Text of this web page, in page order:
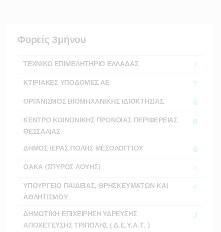
Φορείς 3μήνου
ΤΕΧΝΙΚΟ ΕΠΙΜΕΛΗΤΗΡΙΟ ΕΛΛΑΔΑΣ 7
ΚΤΙΡΙΑΚΕΣ ΥΠΟΔΟΜΕΣ ΑΕ 7
ΟΡΓΑΝΙΣΜΟΣ ΒΙΟΜΗΧΑΝΙΚΗΣ ΙΔΙΟΚΤΗΣΙΑΣ 6
ΚΕΝΤΡΟ ΚΟΙΝΩΝΙΚΗΣ ΠΡΟΝΟΙΑΣ ΠΕΡΙΦΕΡΕΙΑΣ
ΘΕΣΣΑΛΙΑΣ
6
ΔΗΜΟΣ ΙΕΡΑΣ ΠΟΛΗΣ ΜΕΣΟΛΟΓΓΙΟΥ 6
ΟΑΚΑ (ΣΠΥΡΟΣ ΛΟΥΗΣ) 4
ΥΠΟΥΡΓΕΙΟ ΠΑΙΔΕΙΑΣ, ΘΡΗΣΚΕΥΜΑΤΩΝ ΚΑΙ
ΑΘΛΗΤΙΣΜΟΥ
4
ΔΗΜΟΤΙΚΗ ΕΠΙΧΕΙΡΗΣΗ ΥΔΡΕΥΣΗΣ
ΑΠΟΧΕΤΕΥΣΗΣ ΤΡΙΠΟΛΗΣ ( Δ.Ε.Υ.Α.Τ. )
3